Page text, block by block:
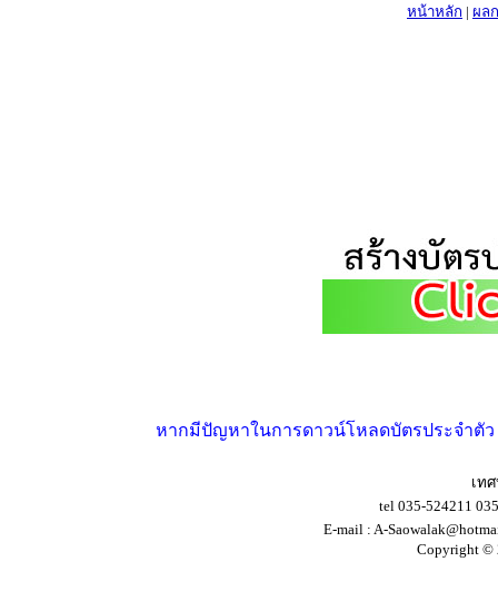
หน้าหลัก | ผล
หากมีปัญหาในการดาวน์โหลดบัตรประจำตัว
เท
tel 035-524211
E-mail : A-
Copyright ©